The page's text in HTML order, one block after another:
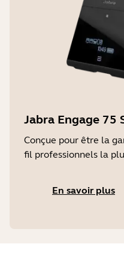
Jabra Engage 75
Conçue pour être la
fil professionnels la
En savoir plus